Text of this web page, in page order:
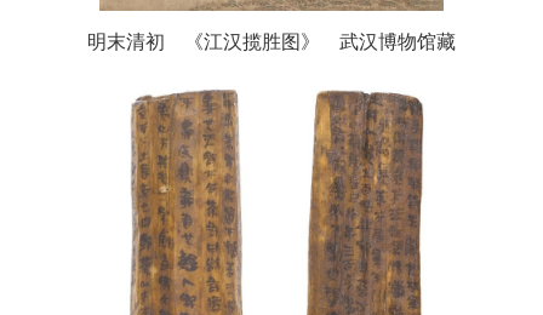
明末清初 《江汉揽胜图》 武汉博物馆藏